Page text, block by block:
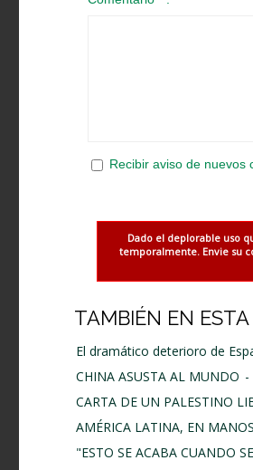
Recibir aviso de nuevos
Dado el deplorable uso
temporalmente. Envie su
TAMBIÉN EN ESTA
El dramático deterioro de
CHINA ASUSTA AL MUNDO -
CARTA DE UN PALESTINO
AMÉRICA LATINA, EN
"ESTO SE ACABA CUANDO